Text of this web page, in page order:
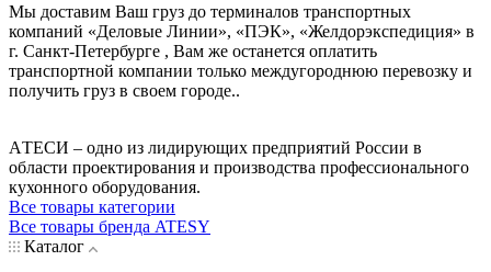
Мы доставим Ваш груз до терминалов транспортных
компаний «Деловые Линии», «ПЭК», «Желдорэкспедиция» в
г. Санкт-Петербурге , Вам же останется оплатить
транспортной компании только междугороднюю перевозку и
получить груз в своем городе..
AТЕСИ – одно из лидирующих предприятий России в
области проектирования и производства профессионального
кухонного оборудования.
Все товары категории
Все товары бренда ATESY
Каталог